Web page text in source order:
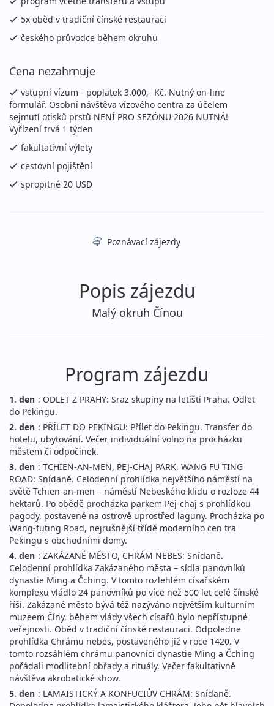
5x oběd v tradiční čínské restauraci
českého průvodce během okruhu
Cena nezahrnuje
vstupní vízum - poplatek 3.000,- Kč. Nutný on-line
formulář. Osobní návštěva vízového centra za účelem
sejmutí otisků prstů NENÍ PRO SEZÓNU 2026 NUTNÁ!
Vyřízení trvá 1 týden
fakultativní výlety
cestovní pojištění
spropitné 20 USD
Poznávací zájezdy
Popis zájezdu
Malý okruh Čínou
Program zájezdu
1. den : ODLET Z PRAHY: Sraz skupiny na letišti Praha. Odlet
do Pekingu.
2. den : PŘÍLET DO PEKINGU: Přílet do Pekingu. Transfer do
hotelu, ubytování. Večer individuální volno na procházku
městem či odpočinek.
3. den : TCHIEN-AN-MEN, PEJ-CHAJ PARK, WANG FU TING
ROAD: Snídaně. Celodenní prohlídka největšího náměstí na
světě Tchien-an-men – náměstí Nebeského klidu o rozloze 44
hektarů. Po obědě procházka parkem Pej-chaj s prohlídkou
pagody, postavené na ostrově uprostřed laguny. Procházka po
Wang-futing Road, nejrušnější třídě moderního cen tra
Pekingu s obchodními domy.
4. den : ZAKÁZANÉ MĚSTO, CHRÁM NEBES: Snídaně.
Celodenní prohlídka Zakázaného města – sídla panovníků
dynastie Ming a Čching. V tomto rozlehlém císařském
komplexu vládlo 24 panovníků po více než 500 let celé čínské
říši. Zakázané město bývá též nazýváno největším kulturním
muzeem Číny, během vlády všech císařů bylo nepřístupné
veřejnosti. Oběd v tradiční čínské restauraci. Odpoledne
prohlídka Chrámu nebes, postaveného již v roce 1420. V
tomto rozsáhlém chrámu panovníci dynastie Ming a Čching
pořádali modlitební obřady a rituály. Večer fakultativně
návštěva akrobatické show.
5. den : LAMAISTICKÝ A KONFUCIŮV CHRÁM: Snídaně.